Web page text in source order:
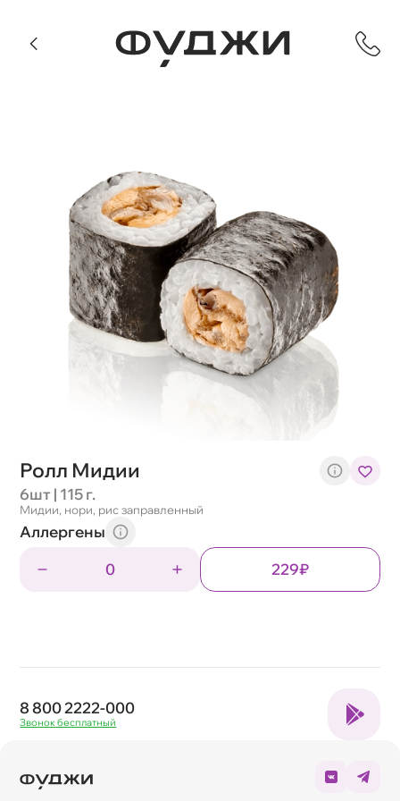
Ролл Мидии
6шт | 115 г.
Мидии, нори, рис заправленный
Аллергены
0
229₽
8 800 2222-000
Звонок бесплатный